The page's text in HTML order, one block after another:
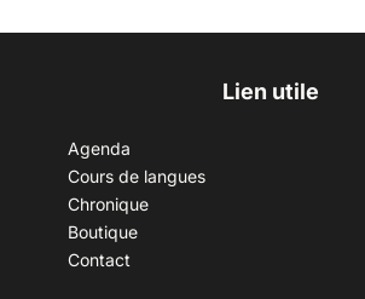
Lien utile
Agenda
Cours de langues
Chronique
Boutique
Contact